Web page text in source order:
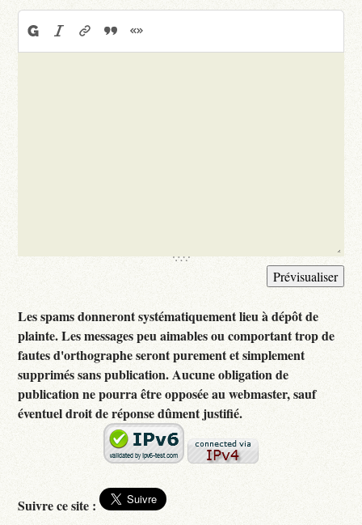
Les spams donneront systématiquement lieu à dépôt de
plainte. Les messages peu aimables ou comportant trop de
fautes d'orthographe seront purement et simplement
supprimés sans publication. Aucune obligation de
publication ne pourra être opposée au webmaster, sauf
éventuel droit de réponse dûment justifié.
Suivre ce site :